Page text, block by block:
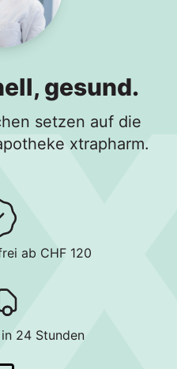
gesund.
setzen auf die
xtrapharm.
ab CHF 120
24 Stunden